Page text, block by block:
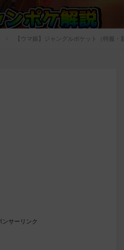
【ウマ娘】ジャングルポケット（特服
ンサーリンク